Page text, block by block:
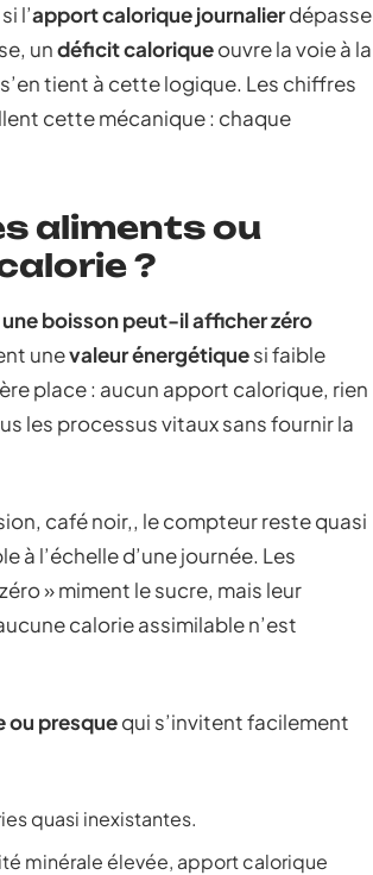
l’apport calorique journalierdépasse
undéficit caloriqueouvre la voie à la
tient à cette logique. Les chiffres
cette mécanique : chaque
aliments ou
?
boisson peut-il afficher zéro
unevaleur énergétiquesi faible
place : aucun apport calorique, rien
les processus vitaux sans fournir la
café noir,, le compteur reste quasi
à l’échelle d’une journée. Les
» miment le sucre, mais leur
calorie assimilable n’est
ou presquequi s’invitent facilement
quasi inexistantes.
minérale élevée, apport calorique